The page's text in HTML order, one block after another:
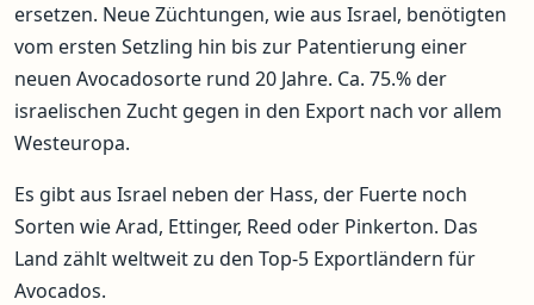
ersetzen. Neue Züchtungen, wie aus Israel, benötigten
vom ersten Setzling hin bis zur Patentierung einer
neuen Avocadosorte rund 20 Jahre. Ca. 75.% der
israelischen Zucht gegen in den Export nach vor allem
Westeuropa.
Es gibt aus Israel neben der Hass, der Fuerte noch
Sorten wie Arad, Ettinger, Reed oder Pinkerton. Das
Land zählt weltweit zu den Top-5 Exportländern für
Avocados.